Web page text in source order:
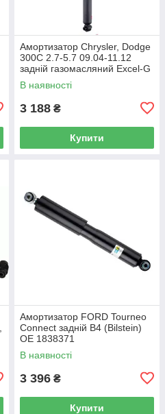
Амортизатор Chrysler, Dodge
300C 2.7-5.7 09.04-11.12
задній газомасляний Excel-G
(Kayaba) OE 4782712AC
В наявності
3 188 ₴
Купити
Амортизатор FORD Tourneo
Connect задній B4 (Bilstein)
OE 1838371
В наявності
3 396 ₴
Купити